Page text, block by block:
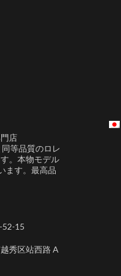
店
等品質のロレ
。本物モデル
ます。最高品
52-15
秀区站西路 A